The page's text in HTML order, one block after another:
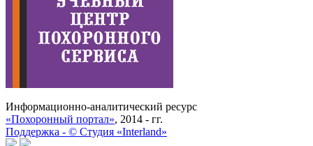
Информационно-аналитический ресурс
«Похоронный портал», 2014 - гг.
Поддержка - © Cтудия «Interland»